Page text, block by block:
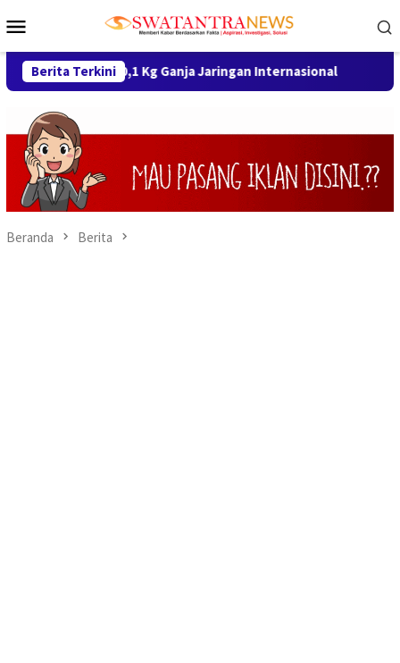
ke
Mobile
Berita Terkini
10,1 Kg Ganja Jaringan Internasional Satlantas
Beranda Berita